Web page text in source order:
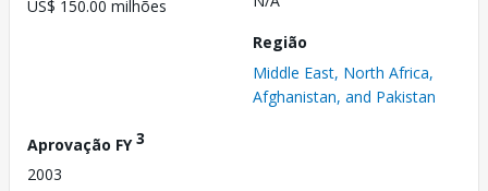
US$ 150.00 milhões
Região
Middle East, North Africa,
Afghanistan, and Pakistan
Aprovação FY3
2003